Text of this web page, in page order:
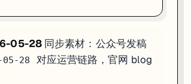
，较 1990 年翻倍；超越癌症成全球致残首因；
率的辅助蛋白；为淋巴瘤和白血病 CAR-T /
05-28同步素材：公众号发稿
28
对应运营链路，官网 blog